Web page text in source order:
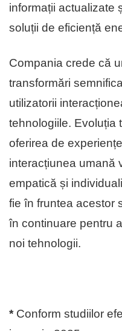
informații actualizate
soluții de eficiență
Compania crede că
transformări
utilizatorii
tehnologiile. Evoluția
oferirea de
interacțiunea umană
empatică și
fie în fruntea acestor
în continuare pentru
noi tehnologii.
*Conform studiilor